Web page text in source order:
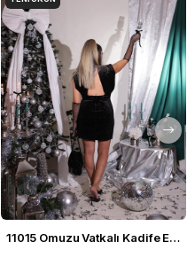
11015 Omuzu Vatkalı Kadife Elbise